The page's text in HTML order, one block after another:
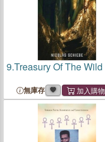
9.Treasury Of The Wild
無庫存